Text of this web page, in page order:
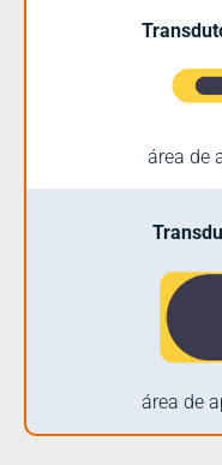
área de
área de